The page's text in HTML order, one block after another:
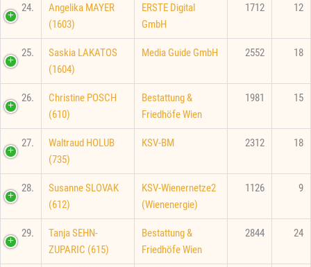
24.
Angelika MAYER
(1603)
ERSTE Digital
GmbH
1712 12
25.
Saskia LAKATOS
(1604)
Media Guide GmbH 2552 18
26.
Christine POSCH
(610)
Bestattung &
Friedhöfe Wien
1981 15
27.
Waltraud HOLUB
(735)
KSV-BM 2312 18
28.
Susanne SLOVAK
(612)
KSV-Wienernetze2
(Wienenergie)
1126 9
29.
Tanja SEHN-
ZUPARIC (615)
Bestattung &
Friedhöfe Wien
2844 24